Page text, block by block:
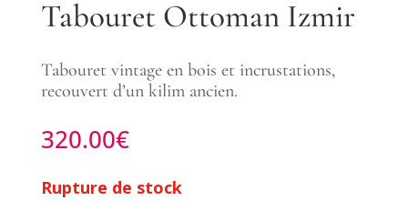
Tabouret Ottoman Izmir
Tabouret vintage en bois et incrustations,
recouvert d’un kilim ancien.
320.00€
Rupture de stock